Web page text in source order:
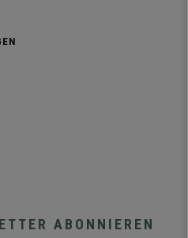
ABONNIEREN